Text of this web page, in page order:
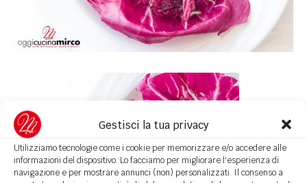
Gestisci la tua privacy
Utilizziamo tecnologie come i cookie per memorizzare e/o accedere alle
informazioni del dispositivo. Lo facciamo per migliorare l'esperienza di
navigazione e per mostrare annunci (non) personalizzati. Il consenso a